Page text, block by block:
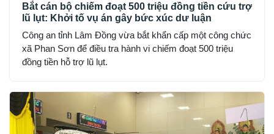
Bắt cán bộ chiếm đoạt 500 triệu đồng tiền cứu trợ
lũ lụt: Khởi tố vụ án gây bức xúc dư luận
Công an tỉnh Lâm Đồng vừa bắt khẩn cấp một công chức
xã Phan Sơn để điều tra hành vi chiếm đoạt 500 triệu
đồng tiền hỗ trợ lũ lụt.